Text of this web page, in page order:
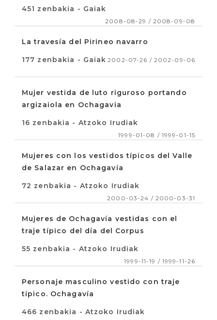
451 zenbakia - Gaiak
2008-08-29 / 2008-09-08
La travesía del Pirineo navarro
177 zenbakia - Gaiak 2002-07-26 / 2002-09-06
Mujer vestida de luto riguroso portando
argizaiola en Ochagavia
16 zenbakia - Atzoko Irudiak
1999-01-08 / 1999-01-15
Mujeres con los vestidos típicos del Valle
de Salazar en Ochagavía
72 zenbakia - Atzoko Irudiak
2000-03-24 / 2000-03-31
Mujeres de Ochagavía vestidas con el
traje típico del día del Corpus
55 zenbakia - Atzoko Irudiak
1999-11-19 / 1999-11-26
Personaje masculino vestido con traje
típico. Ochagavía
466 zenbakia - Atzoko Irudiak